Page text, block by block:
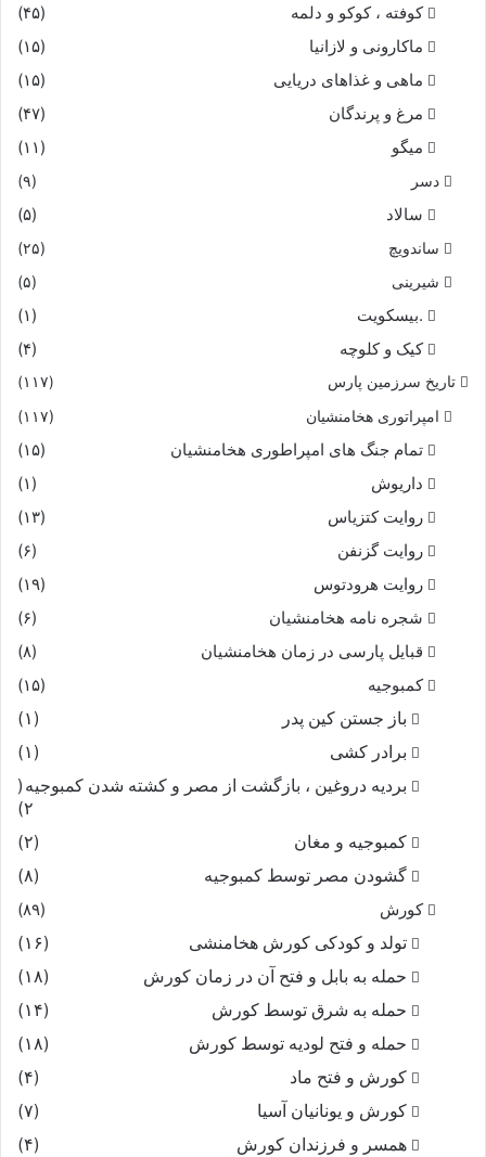
کوفته ، کوکو و دلمه
(۴۵)
ماکارونی و لازانیا
(۱۵)
ماهی و غذاهای دریایی
(۱۵)
مرغ و پرندگان
(۴۷)
میگو
(۱۱)
دسر (۹)
سالاد (۵)
ساندویچ
(۲۵)
شیرینی
(۵)
.بیسکویت
(۱)
کیک و کلوچه
(۴)
تاریخ سرزمین پارس (۱۱۷)
امپراتوری هخامنشیان (۱۱۷)
تمام جنگ های امپراطوری هخامنشیان
(۱۵)
داریوش
(۱)
روایت کتزیاس
(۱۳)
روایت گزنفن
(۶)
روایت هرودتوس
(۱۹)
شجره نامه هخامنشیان
(۶)
قبایل پارسی در زمان هخامنشیان
(۸)
کمبوجیه
(۱۵)
باز جستن کین پدر
(۱)
برادر کشی
(۱)
بردیه دروغین ، بازگشت از مصر و کشته شدن کمبوجیه (
۲)
کمبوجیه و مغان
(۲)
گشودن مصر توسط کمبوجیه
(۸)
کورش
(۸۹)
تولد و کودکی کورش هخامنشی
(۱۶)
حمله به بابل و فتح آن در زمان کورش
(۱۸)
حمله به شرق توسط کورش
(۱۴)
حمله و فتح لودیه توسط کورش
(۱۸)
کورش و فتح ماد
(۴)
کورش و یونانیان آسیا
(۷)
همسر و فرزندان کورش
(۴)